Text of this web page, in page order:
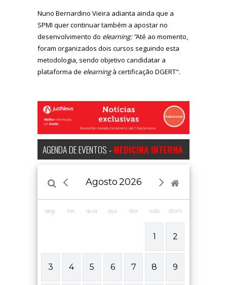
Nuno Bernardino Vieira adianta ainda que a
SPMI quer continuar também a apostar no
desenvolvimento do elearning: "Até ao momento,
foram organizados dois cursos seguindo esta
metodologia, sendo objetivo candidatar a
plataforma de elearningà certificação DGERT".
AGENDA DE EVENTOS -MEDICINA INTERNA
Agosto2026
seg. ter. qua. qui. sex. sáb. dom.
1 2
3 4 5 6 7 8 9